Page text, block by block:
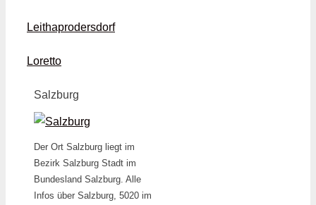
Leithaprodersdorf
Loretto
Salzburg
Der Ort Salzburg liegt im
Bezirk Salzburg Stadt im
Bundesland Salzburg. Alle
Infos über Salzburg, 5020 im